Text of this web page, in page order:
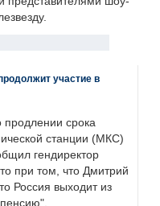
участие в
продлении срока
станции (МКС)
гендиректор
при том, что Дмитрий
Россия выходит из